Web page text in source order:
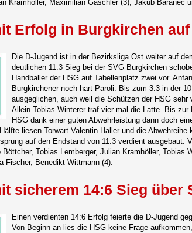
Kramhöller, Maximilian Gaschler (3), Jakub Baranec
Erfolg in Burgkirchen
Die D-Jugend ist in der Bezirksliga Ost weiter auf
deutlichen 11:3 Sieg bei der SVG Burgkirchen
Handballer der HSG auf Tabellenplatz zwei vor.
Burgkirchener noch hart Paroli. Bis zum 3:3 in der
ausgeglichen, auch weil die Schützen der HSG sehr
Allein Tobias Winterer traf vier mal die Latte. Bis zur
HSG dank einer guten Abwehrleistung dann doch
liesen Torwart Valentin Haller und die Abwehreihe
auf den Endstand von 11:3 verdient ausgebaut.
Böttcher, Tobias Lemberger, Julian Kramhöller, Tobias
Fischer, Benedikt Wittmann (4).
sicherem 14:6 Sieg über
Einen verdienten 14:6 Erfolg feierte die D-Jugend
Von Beginn an lies die HSG keine Frage